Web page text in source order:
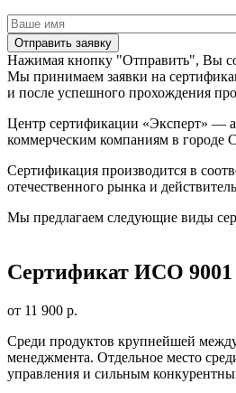
Нажимая кнопку "Отправить", Вы
Мы принимаем заявки на
и после успешного прохождения
Центр сертификации «Эксперт» —
коммерческим компаниям в городе
Сертификация производится в
отечественного рынка и
Мы предлагаем следующие виды
Сертификат ИСО 9001
от 11 900 р.
Среди продуктов крупнейшей
менеджмента. Отдельное место
управления и сильным